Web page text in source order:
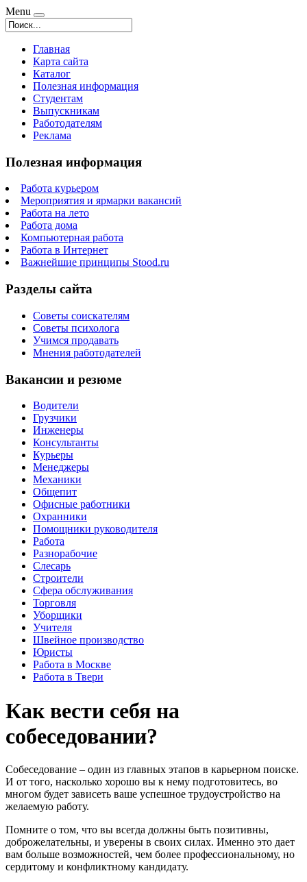
Menu
Главная
Карта сайта
Каталог
Полезная информация
Студентам
Выпускникам
Работодателям
Реклама
Полезная информация
Работа курьером
Мероприятия и ярмарки вакансий
Работа на лето
Работа дома
Компьютерная работа
Работа в Интернет
Важнейшие принципы Stood.ru
Разделы сайта
Советы соискателям
Советы психолога
Учимся продавать
Мнения работодателей
Вакансии и резюме
Водители
Грузчики
Инженеры
Консультанты
Курьеры
Менеджеры
Механики
Общепит
Офисные работники
Охранники
Помощники руководителя
Работа
Разнорабочие
Слесарь
Строители
Сфера обслуживания
Торговля
Уборщики
Учителя
Швейное производство
Юристы
Работа в Москве
Работа в Твери
Как вести себя на
собеседовании?
Собеседование – один из главных этапов в карьерном поиске.
И от того, насколько хорошо вы к нему подготовитесь, во
многом будет зависеть ваше успешное трудоустройство на
желаемую работу.
Помните о том, что вы всегда должны быть позитивны,
доброжелательны, и уверены в своих силах. Именно это дает
вам больше возможностей, чем более профессиональному, но
сердитому и конфликтному кандидату.